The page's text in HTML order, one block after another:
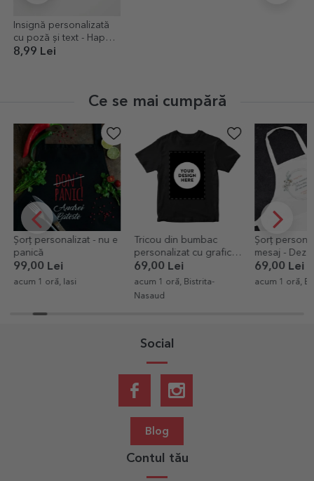
Insignă personalizată
cu poză și text - Happy
Birthday
8,99 Lei
Ce se mai cumpără
Șorț personalizat - nu e
panică
99,00 Lei
acum 1 oră, Iasi
Tricou din bumbac
personalizat cu grafica
ta portret
69,00 Lei
acum 1 oră, Bistrita-
Nasaud
Șorț
mesaj -
Mireasă
69,00 Lei
acum 1 oră,
Social
Blog
Contul tău